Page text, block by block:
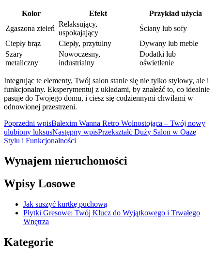
Kolor Efekt
Przykład użycia
Zgaszona zieleń
Relaksujący,
uspokajający
Ściany lub sofy
Ciepły brąz
Ciepły, przytulny
Dywany lub meble
Szary
metaliczny
Nowoczesny,
industrialny
Dodatki lub
oświetlenie
Integrując te elementy, Twój salon stanie się nie tylko stylowy, ale i
funkcjonalny. Eksperymentuj z układami, by znaleźć to, co idealnie
pasuje do Twojego domu, i ciesz się codziennymi chwilami w
odnowionej przestrzeni.
Nawigacja
wpisu
Poprzedni wpisBalexim Wanna Retro Wolnostojąca – Twój nowy
ulubiony luksusNastępny wpisPrzekształć Duży Salon w Oazę
Stylu i Funkcjonalności
Wynajem nieruchomości
Wpisy Losowe
Jak suszyć kurtkę puchową
Płytki Gresowe: Twój Klucz do Wyjątkowego i Trwałego
Wnętrza
Kategorie